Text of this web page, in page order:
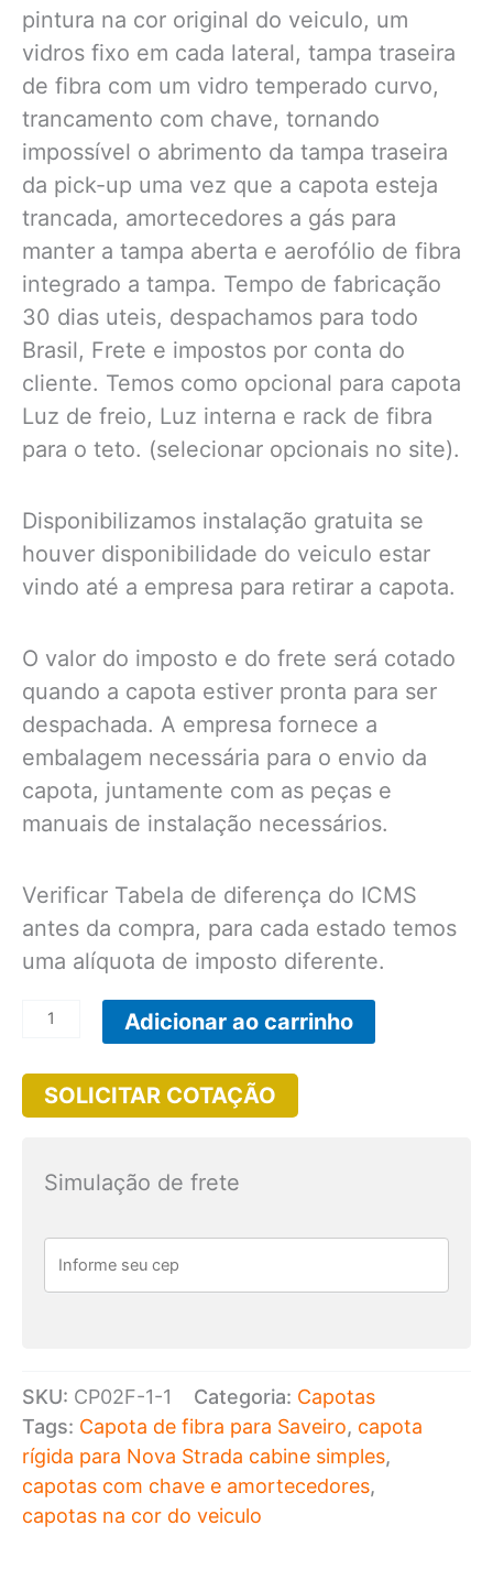
pintura na cor original do veiculo, um
vidros fixo em cada lateral, tampa traseira
de fibra com um vidro temperado curvo,
trancamento com chave, tornando
impossível o abrimento da tampa traseira
da pick-up uma vez que a capota esteja
trancada, amortecedores a gás para
manter a tampa aberta e aerofólio de fibra
integrado a tampa. Tempo de fabricação
30 dias uteis, despachamos para todo
Brasil, Frete e impostos por conta do
cliente. Temos como opcional para capota
Luz de freio, Luz interna e rack de fibra
para o teto. (selecionar opcionais no site).
Disponibilizamos instalação gratuita se
houver disponibilidade do veiculo estar
vindo até a empresa para retirar a capota.
O valor do imposto e do frete será cotado
quando a capota estiver pronta para ser
despachada. A empresa fornece a
embalagem necessária para o envio da
capota, juntamente com as peças e
manuais de instalação necessários.
Verificar Tabela de diferença do ICMS
antes da compra, para cada estado temos
uma alíquota de imposto diferente.
CP02F
Capota
de
para
Furgão
Vermelha
Adicionar ao carrinho
SOLICITAR COTAÇÃO
Simulação de frete
SKU: CP02F-1-1 Categoria: Capotas
Tags: Capota de fibra para Saveiro, capota
rígida para Nova Strada cabine simples,
capotas com chave e amortecedores,
capotas na cor do veiculo